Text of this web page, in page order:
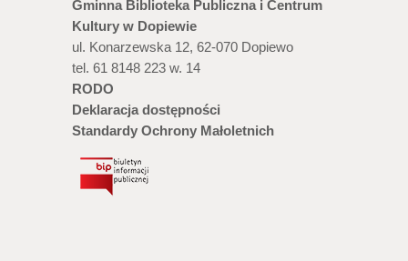
Gminna Biblioteka Publiczna i Centrum
Kultury w Dopiewie
ul. Konarzewska 12, 62-070 Dopiewo
tel. 61 8148 223 w. 14
RODO
Deklaracja dostępności
Standardy Ochrony Małoletnich